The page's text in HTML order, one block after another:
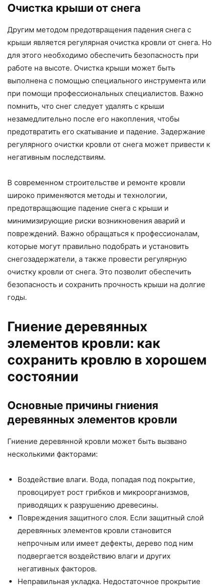
Очистка крыши от снега
Другим методом предотвращения падения снега с
крыши является регулярная очистка кровли от снега. Но
для этого необходимо обеспечить безопасность при
работе на высоте. Очистка крыши может быть
выполнена с помощью специального инструмента или
при помощи профессиональных специалистов. Важно
помнить, что снег следует удалять с крыши
незамедлительно после его накопления, чтобы
предотвратить его скатывание и падение. Задержание
регулярного очистки кровли от снега может привести к
негативным последствиям.
В современном строительстве и ремонте кровли
широко применяются методы и технологии,
предотвращающие падение снега с крыши и
минимизирующие риски возникновения аварий и
повреждений. Важно обращаться к профессионалам,
которые могут правильно подобрать и установить
снегозадержатели, а также провести регулярную
очистку кровли от снега. Это позволит обеспечить
безопасность и сохранить прочность крыши на долгие
годы.
Гниение деревянных
элементов кровли: как
сохранить кровлю в хорошем
состоянии
Основные причины гниения
деревянных элементов кровли
Гниение деревянной кровли может быть вызвано
несколькими факторами:
Воздействие влаги. Вода, попадая под покрытие,
провоцирует рост грибков и микроорганизмов,
приводящих к разрушению древесины.
Повреждения защитного слоя. Если защитный слой
деревянных элементов кровли становится
непрочным или имеет дефекты, дерево под ним
подвергается воздействию влаги и других
негативных факторов.
Неправильная укладка. Недостаточное прокрытие